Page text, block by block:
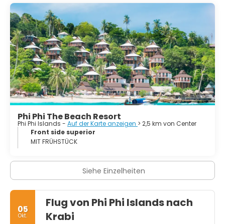
- Lanti Strand. Der Lanti Strand ist in vielerlei Hinsicht sehr
ähnlich und besticht durch seine großartige Landschaft
und die Korallenriffe.
- Monkey Strand. Erreichbar zu Fuß, mit dem Kanu oder
per Longtailboot.
- Loh Samah Bucht. Eine U-förmige Bucht an der
Westküste der Insel mit einem großen Felsen in der Mitte.
Am Ende einer sehr engen Schlucht befinden sich ein
kleiner Strand und kleine Höhlen.
- Maya Bucht. Die Maya Bucht beherbergt wohl den
schönsten Strand der Phi Phi Inseln.
- Ko Pai (Bambusinsel). An der Nord- und Ostseite der
- Ko Yung. Diese Insel nördlich von Ko Phi Phi Don hat
einen Felsstrand und einige Korallenriffe.
Phi Phi The Beach Resort
Phi Phi Islands - Auf der Karte anzeigen > 2,5 km von Center
Front side superior
MIT FRÜHSTÜCK
Siehe Einzelheiten
05
Okt.
Flug von Phi Phi Islands nach
Krabi